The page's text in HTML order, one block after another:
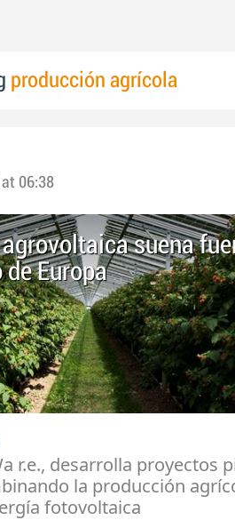
producción agrícola
06:38
suena
Europa
r.e., desarrolla proyectos
la producción
fotovoltaica